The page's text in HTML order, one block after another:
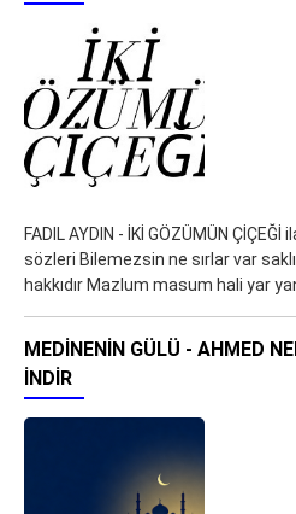
FADIL AYDIN - İKİ GÖZÜMÜN
sözleri Bilemezsin ne sırlar var
hakkıdır Mazlum masum hali yar
MEDINENIN GÜLÜ - AHMED
İNDIR